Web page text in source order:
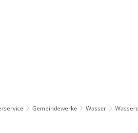
Gemeindewerke Wasser